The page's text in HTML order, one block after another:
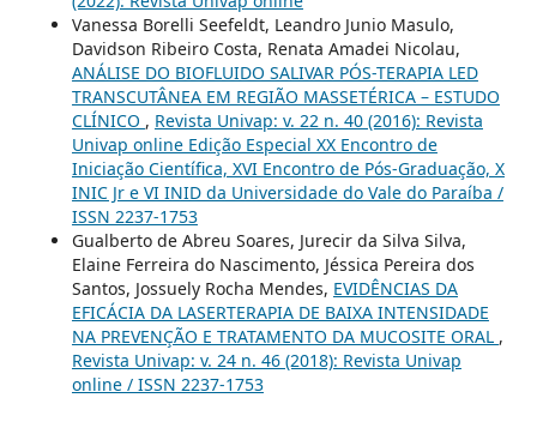
Vanessa Borelli Seefeldt, Leandro Junio Masulo,
Davidson Ribeiro Costa, Renata Amadei Nicolau,
ANÁLISE DO BIOFLUIDO SALIVAR PÓS-TERAPIA LED
TRANSCUTÂNEA EM REGIÃO MASSETÉRICA – ESTUDO
CLÍNICO , Revista Univap: v. 22 n. 40 (2016): Revista
Univap online Edição Especial XX Encontro de
Iniciação Científica, XVI Encontro de Pós-Graduação, X
INIC Jr e VI INID da Universidade do Vale do Paraíba /
ISSN 2237-1753
Gualberto de Abreu Soares, Jurecir da Silva Silva,
Elaine Ferreira do Nascimento, Jéssica Pereira dos
Santos, Jossuely Rocha Mendes, EVIDÊNCIAS DA
EFICÁCIA DA LASERTERAPIA DE BAIXA INTENSIDADE
NA PREVENÇÃO E TRATAMENTO DA MUCOSITE ORAL ,
Revista Univap: v. 24 n. 46 (2018): Revista Univap
online / ISSN 2237-1753